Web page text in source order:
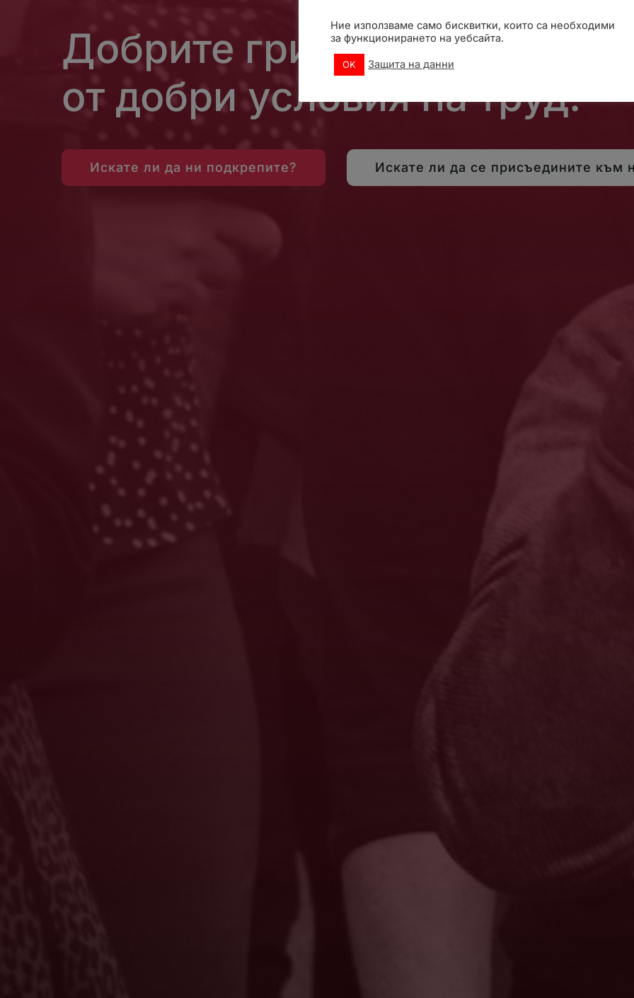
Добрите грижи и подкрепа
от добри условия на труд!
Искате ли да ни подкрепите? Искате ли да се присъедините към
Ние използваме само бисквитки, които са необходими
за функционирането на уебсайта.
OK Защита на данни